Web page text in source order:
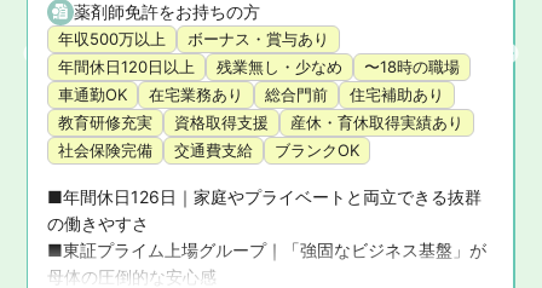
薬剤師免許をお持ちの方
年収500万以上
ボーナス・賞与あり
年間休日120日以上
残業無し・少なめ
〜18時の職場
車通勤OK
在宅業務あり 総合門前
住宅補助あり
教育研修充実
資格取得支援
産休・育休取得実績あり
社会保険完備
交通費支給 ブランクOK
■年間休日126日｜家庭やプライベートと両立できる抜群
の働きやすさ
■東証プライム上場グループ｜「強固なビジネス基盤」が
母体の圧倒的な安心感